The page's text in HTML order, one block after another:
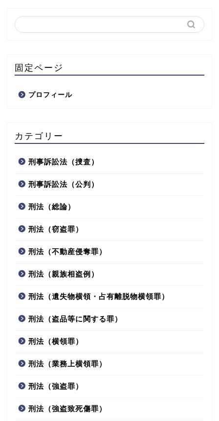
固定ページ
プロフィール
カテゴリー
刑事訴訟法（捜査）
刑事訴訟法（公判）
刑法（総論）
刑法（窃盗罪）
刑法（不動産侵奪罪）
刑法（親族相盗例）
刑法（遺失物横領・占有離脱物横領罪）
刑法（盗品等に関する罪）
刑法（横領罪）
刑法（業務上横領罪）
刑法（強盗罪）
刑法（強盗致死傷罪）